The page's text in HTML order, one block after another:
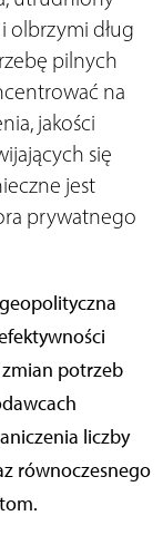
olbrzymi dług
pilnych
na
jakości
się
jest
prywatnego
potrzeb
liczby
równoczesnego